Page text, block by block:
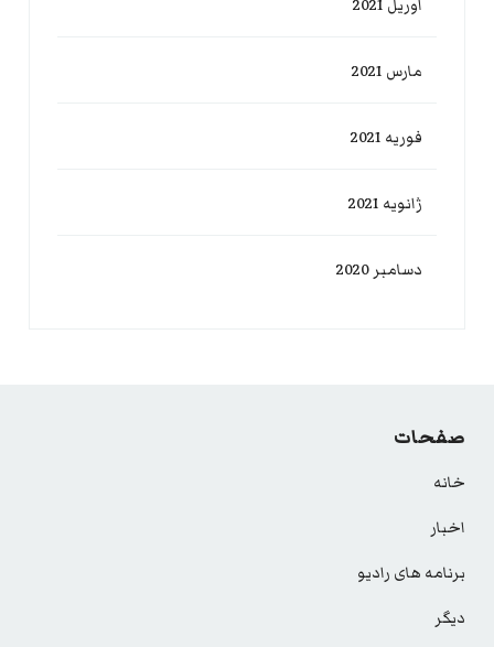
آوریل 2021
مارس 2021
فوریه 2021
ژانویه 2021
دسامبر 2020
صفحات
خانه
اخبار
برنامه های رادیو
دیگر